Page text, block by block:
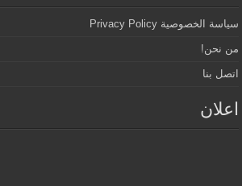
سياسة الخصوصية Privacy Policy
من نحن!
اتصل بنا
اعلان